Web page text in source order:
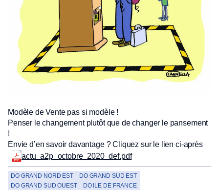
Modèle de Vente pas si modèle !
Penser le changement plutôt que de changer le pansement
!
Envie d’en savoir davantage ? Cliquez sur le lien ci-après
actu_a2p_octobre_2020_def.pdf
DO GRAND NORD EST
DO GRAND SUD EST
DO GRAND SUD OUEST
DO ILE DE FRANCE